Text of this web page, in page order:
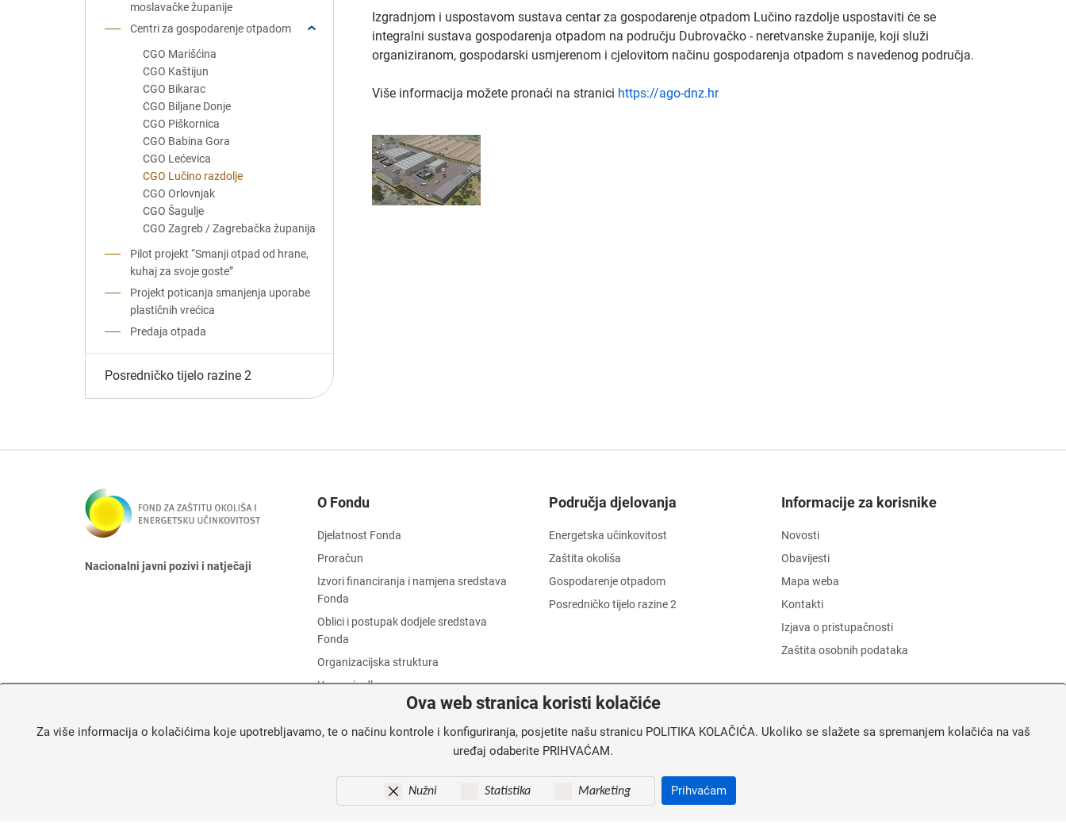
moslavačke županije
Centri za gospodarenje otpadom
CGO Marišćina
CGO Kaštijun
CGO Bikarac
CGO Biljane Donje
CGO Piškornica
CGO Babina Gora
CGO Lećevica
CGO Lučino razdolje
CGO Orlovnjak
CGO Šagulje
CGO Zagreb / Zagrebačka županija
Pilot projekt “Smanji otpad od hrane,
kuhaj za svoje goste”
Projekt poticanja smanjenja uporabe
plastičnih vrećica
Predaja otpada
Posredničko tijelo razine 2
Izgradnjom i uspostavom sustava centar za gospodarenje otpadom Lučino razdolje uspostaviti će se
integralni sustava gospodarenja otpadom na području Dubrovačko - neretvanske županije, koji služi
organiziranom, gospodarski usmjerenom i cjelovitom načinu gospodarenja otpadom s navedenog područja.
Više informacija možete pronaći na stranici https://ago-dnz.hr
Nacionalni javni pozivi i natječaji
O Fondu
Djelatnost Fonda
Proračun
Izvori financiranja i namjena sredstava
Fonda
Oblici i postupak dodjele sredstava
Fonda
Organizacijska struktura
Upravni odbor
Zaštita dostojanstva radnika
Objava informacija o trošenju sredstava
Područja djelovanja
Energetska učinkovitost
Zaštita okoliša
Gospodarenje otpadom
Posredničko tijelo razine 2
Informacije za korisnike
Novosti
Obavijesti
Mapa weba
Kontakti
Izjava o pristupačnosti
Zaštita osobnih podataka
Ova web stranica koristi kolačiće
Za više informacija o kolačićima koje upotrebljavamo, te o načinu kontrole i konfiguriranja, posjetite našu stranicu POLITIKA KOLAČIĆA. Ukoliko se slažete sa spremanjem kolačića na vaš
uređaj odaberite PRIHVAĆAM.
Nužni Statistika Marketing Prihvaćam